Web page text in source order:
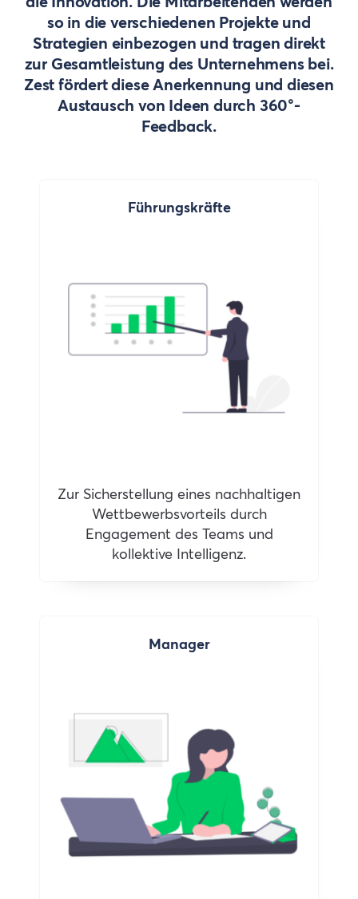
so in die verschiedenen Projekte und
Strategien einbezogen und tragen direkt
zur Gesamtleistung des Unternehmens bei.
Zest fördert diese Anerkennung und diesen
Austausch von Ideen durch 360°-
Feedback.
Führungskräfte
Zur Sicherstellung eines nachhaltigen
Wettbewerbsvorteils durch
Engagement des Teams und
kollektive Intelligenz.
Manager